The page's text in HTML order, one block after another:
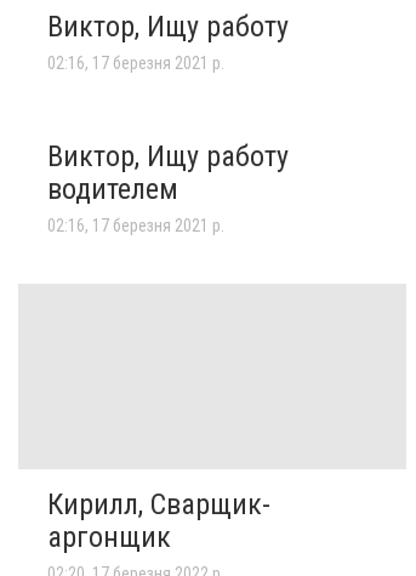
Виктор, Ищу работу
02:16, 17 березня 2021 р.
Виктор, Ищу работу
водителем
02:16, 17 березня 2021 р.
Кирилл, Сварщик-
аргонщик